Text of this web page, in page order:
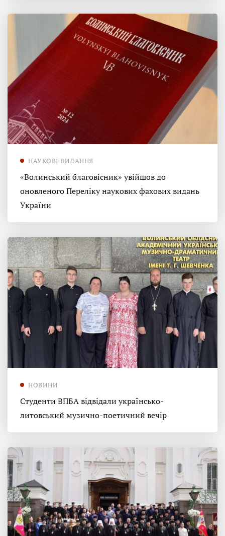
НАУКОВІ ВИДАННЯ
«Волинський благовісник» увійшов до
оновленого Переліку наукових фахових видань
України
НОВИНИ
Студенти ВПБА відвідали українсько-
литовський музично-поетичний вечір